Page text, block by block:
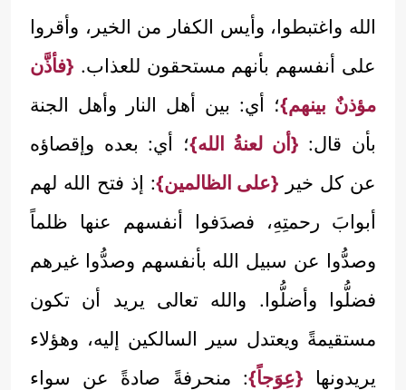
الله واغتبطوا، وأيس الكفار من الخير، وأقروا
على أنفسهم بأنهم مستحقون للعذاب. {فأذَّن
مؤذنٌ بينهم}؛ أي: بين أهل النار وأهل الجنة
بأن قال: {أن لعنةُ الله}؛ أي: بعده وإقصاؤه
عن كل خير {على الظالمين}: إذ فتح الله لهم
أبوابَ رحمتِهِ، فصدَفوا أنفسهم عنها ظلماً
وصدُّوا عن سبيل الله بأنفسهم وصدُّوا غيرهم
فضلُّوا وأضلُّوا. والله تعالى يريد أن تكون
مستقيمةً ويعتدل سير السالكين إليه، وهؤلاء
يريدونها {عِوَجاً}: منحرفةً صادةً عن سواء